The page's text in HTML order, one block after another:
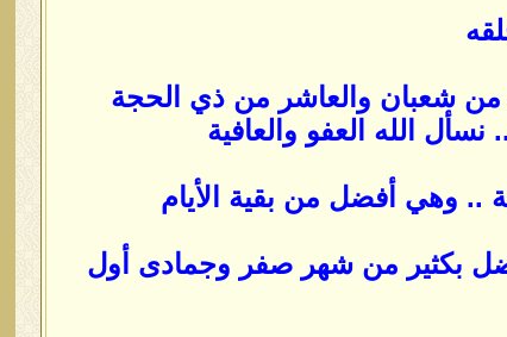
من شعبان والعاشر من ذي الحجة
الله العفو والعافية
.. وهي أفضل من بقية الأيام
بكثير من شهر صفر وجمادى أول